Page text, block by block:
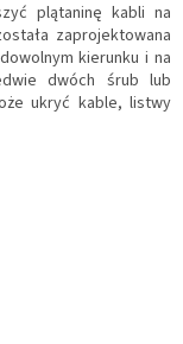
plątaninę kabli na
zaprojektowana
kierunku i na
dwóch śrub lub
ukryć kable, listwy